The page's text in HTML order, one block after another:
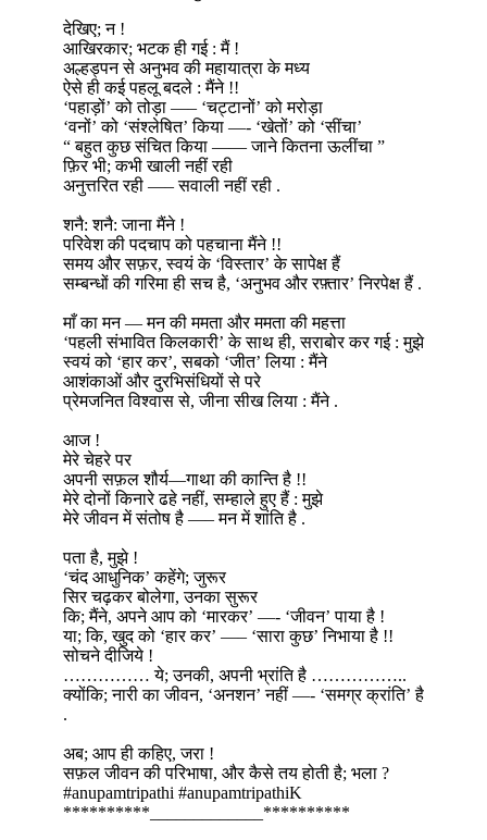
देखिए; न !
आखिरकार; भटक ही गई : मैं !
अल्हड्पन से अनुभव की महायात्रा के मध्य
ऐसे ही कई पहलू बदले : मैंने !!
‘पहाड़ों’ को तोड़ा —– ‘चट्टानों’ को मरोड़ा
‘वनों’ को ‘संश्लेषित’ किया —- ‘खेतों’ को ‘सींचा’
“ बहुत कुछ संचित किया —— जाने कितना ऊलींचा ”
फ़िर भी; कभी खाली नहीं रही
अनुत्तरित रही —– सवाली नहीं रही .
शनै: शनै: जाना मैंने !
परिवेश की पदचाप को पहचाना मैंने !!
समय और सफ़र, स्वयं के ‘विस्तार’ के सापेक्ष हैं
सम्बन्धों की गरिमा ही सच है, ‘अनुभव और रफ़्तार’ निरपेक्ष हैं .
माँ का मन — मन की ममता और ममता की महत्ता
‘पहली संभावित किलकारी’ के साथ ही, सराबोर कर गई : मुझे
स्वयं को ‘हार कर’, सबको ‘जीत’ लिया : मैंने
आशंकाओं और दुरभिसंधियों से परे
प्रेमजनित विश्वास से, जीना सीख लिया : मैंने .
आज !
मेरे चेहरे पर
अपनी सफ़ल शौर्य—गाथा की कान्ति है !!
मेरे दोनों किनारे ढहे नहीं, सम्हाले हुए हैं : मुझे
मेरे जीवन में संतोष है —– मन में शांति है .
पता है, मुझे !
‘चंद आधुनिक’ कहेंगे; जुरूर
सिर चढ़कर बोलेगा, उनका सुरूर
कि; मैंने, अपने आप को ‘मारकर’ —- ‘जीवन’ पाया है !
या; कि, खुद को ‘हार कर’ —– ‘सारा कुछ’ निभाया है !!
सोचने दीजिये !
…………… ये; उनकी, अपनी भ्रांति है ……………..
क्योंकि; नारी का जीवन, ‘अनशन’ नहीं —- ‘समग्र क्रांति’ है
.
अब; आप ही कहिए, जरा !
सफ़ल जीवन की परिभाषा, और कैसे तय होती है; भला ?
#anupamtripathi #anupamtripathiK
**********_____________**********